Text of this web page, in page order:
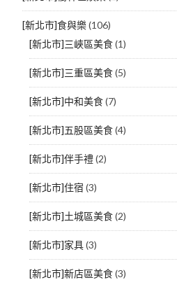
[新北市]食與樂(106)
[新北市]三峽區美食(1)
[新北市]三重區美食(5)
[新北市]中和美食(7)
[新北市]五股區美食(4)
[新北市]伴手禮(2)
[新北市]住宿 (3)
[新北市]土城區美食(2)
[新北市]家具(3)
[新北市]新店區美食(3)